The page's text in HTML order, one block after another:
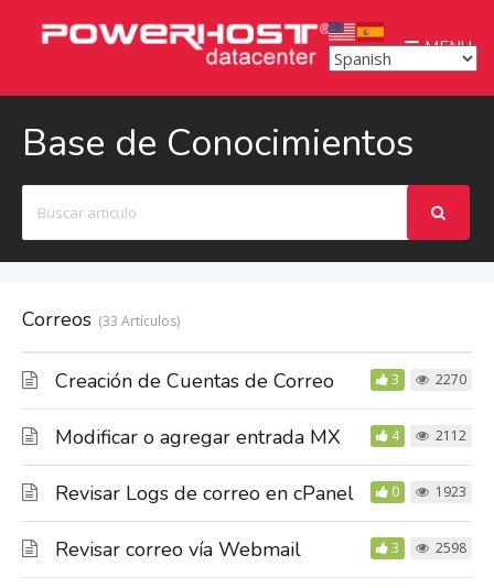
MENU
Base de Conocimientos
Correos 33 Artículos
Creación de Cuentas de Correo 3 2270
Modificar o agregar entrada MX 4 2112
Revisar Logs de correo en cPanel 0 1923
Revisar correo vía Webmail 3 2598